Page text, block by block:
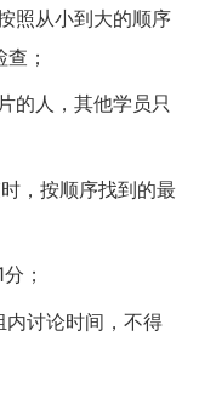
照从小到大的顺序
；
的人，其他学员只
，按顺序找到的最
；
讨论时间，不得